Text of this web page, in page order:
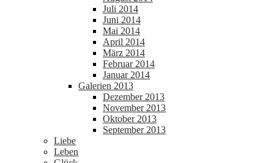
Juli 2014
Juni 2014
Mai 2014
April 2014
März 2014
Februar 2014
Januar 2014
Galerien 2013
Dezember 2013
November 2013
Oktober 2013
September 2013
Liebe
Leben